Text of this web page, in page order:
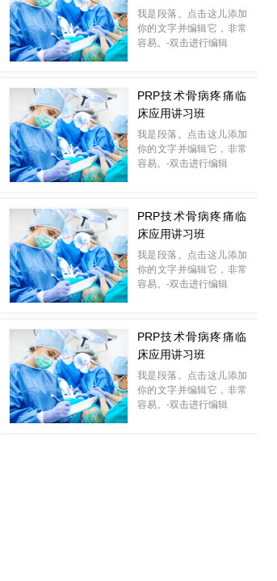
我是段落。点击这儿添加
你的文字并编辑它，非常
容易。-双击进行编辑
PRP技术骨病疼痛临
床应用讲习班
我是段落。点击这儿添加
你的文字并编辑它，非常
容易。-双击进行编辑
我是段落。点击这儿添加
你的文字并编辑它，非常
容易。-双击进行编辑
PRP技术骨病疼痛临
床应用讲习班
PRP技术骨病疼痛临
床应用讲习班
我是段落。点击这儿添加
你的文字并编辑它，非常
容易。-双击进行编辑